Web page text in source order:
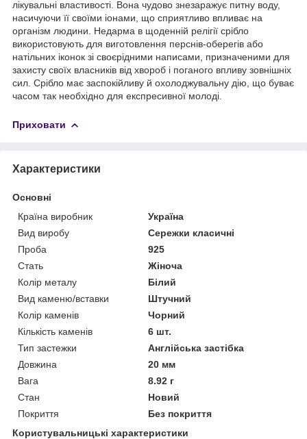
лікувальні властивості. Вона чудово знезаражує питну воду,
насичуючи її своїми іонами, що сприятливо впливає на
організм людини. Недарма в щоденній релігії срібло
використовують для виготовлення перснів-оберегів або
натільних іконок зі своєрідними написами, призначеними для
захисту своїх власників від хвороб і поганого впливу зовнішніх
сил. Срібло має заспокійливу й охолоджувальну дію, що буває
часом так необхідно для експресивної молоді.
Приховати
Характеристики
Основні
Країна виробник
Україна
Вид виробу
Сережки класичні
Проба
925
Стать
Жіноча
Колір металу
Білий
Вид каменю/вставки
Штучний
Колір каменів
Чорний
Кількість каменів
6 шт.
Тип застежки
Англійська застібка
Довжина
20 мм
Вага
8.92 г
Стан
Новий
Покриття
Без покриття
Користувальницькі характеристики